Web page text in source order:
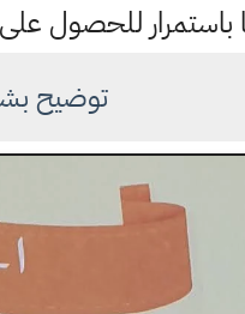
باستمرار
توضيح